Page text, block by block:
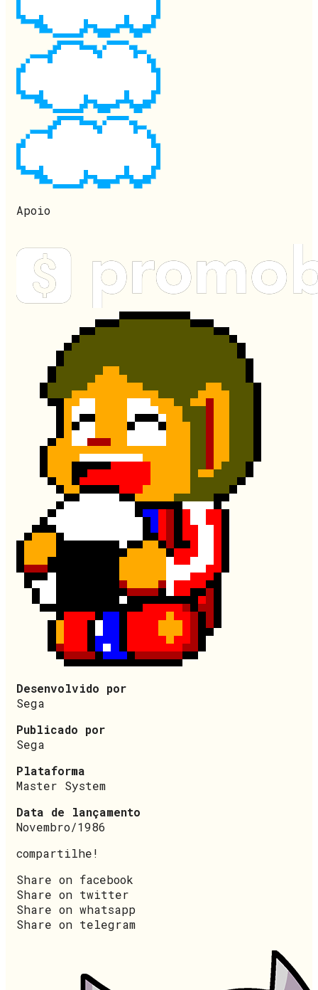
Apoio
Desenvolvido por
Sega
Publicado por
Sega
Plataforma
Master System
Data de lançamento
Novembro/1986
compartilhe!
Share on facebook
Share on twitter
Share on whatsapp
Share on telegram